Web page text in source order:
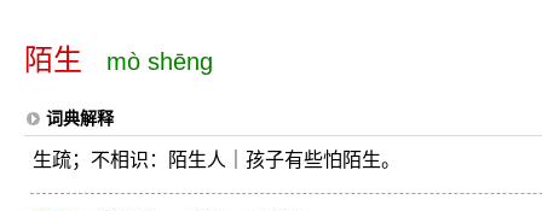
陌生 mò shēng
词典解释
生疏；不相识：陌生人｜孩子有些怕陌生。